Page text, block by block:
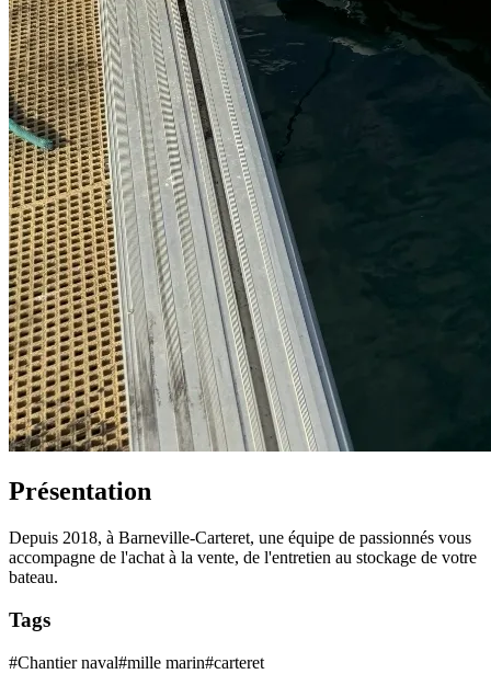
Présentation
Depuis 2018, à Barneville-Carteret, une équipe de passionnés vous
accompagne de l'achat à la vente, de l'entretien au stockage de votre
bateau.
Tags
#Chantier naval#mille marin#carteret